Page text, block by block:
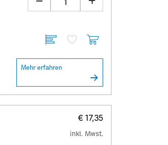
Mehr erfahren
€ 17,35
inkl. Mwst.